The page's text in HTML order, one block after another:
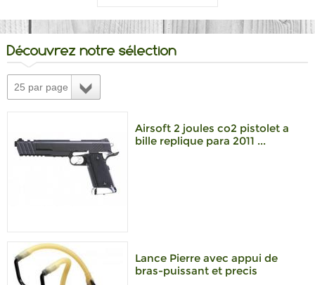
Découvrez notre sélection
25 par page
Airsoft 2 joules co2 pistolet a
bille replique para 2011 ...
Lance Pierre avec appui de
bras-puissant et precis